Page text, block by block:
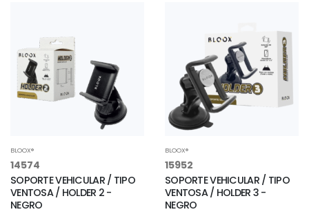
BLOOX®
14574
SOPORTE VEHICULAR / TIPO
VENTOSA / HOLDER 2 -
NEGRO
BLOOX®
15952
SOPORTE VEHICULAR / TIPO
VENTOSA / HOLDER 3 -
NEGRO